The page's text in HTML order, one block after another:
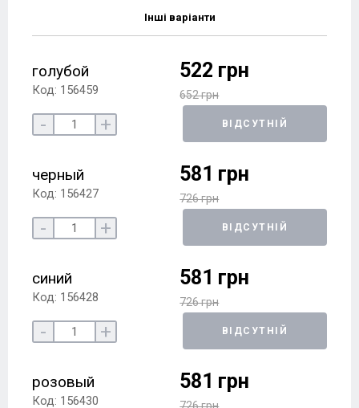
Інші варіанти
голубой
Код: 156459
522 грн
652 грн
- + ВІДСУТНІЙ
черный
Код: 156427
581 грн
726 грн
- + ВІДСУТНІЙ
синий
Код: 156428
581 грн
726 грн
- + ВІДСУТНІЙ
розовый
Код: 156430
581 грн